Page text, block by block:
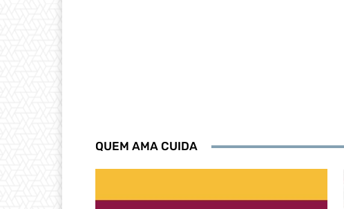
QUEM AMA CUIDA